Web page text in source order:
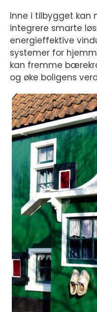
Inne i tilbygget kan
integrere smarte
energieffektive
systemer for
kan fremme
og øke boligens